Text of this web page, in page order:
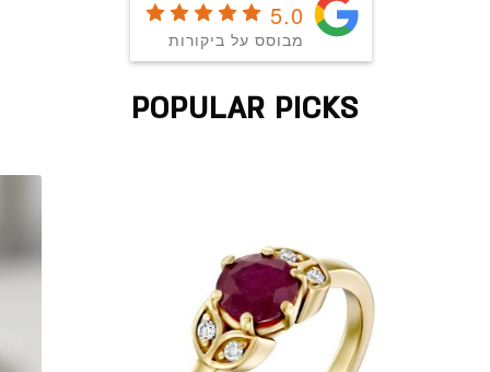
5.0
מבוסס על ביקורות
POPULAR PICKS